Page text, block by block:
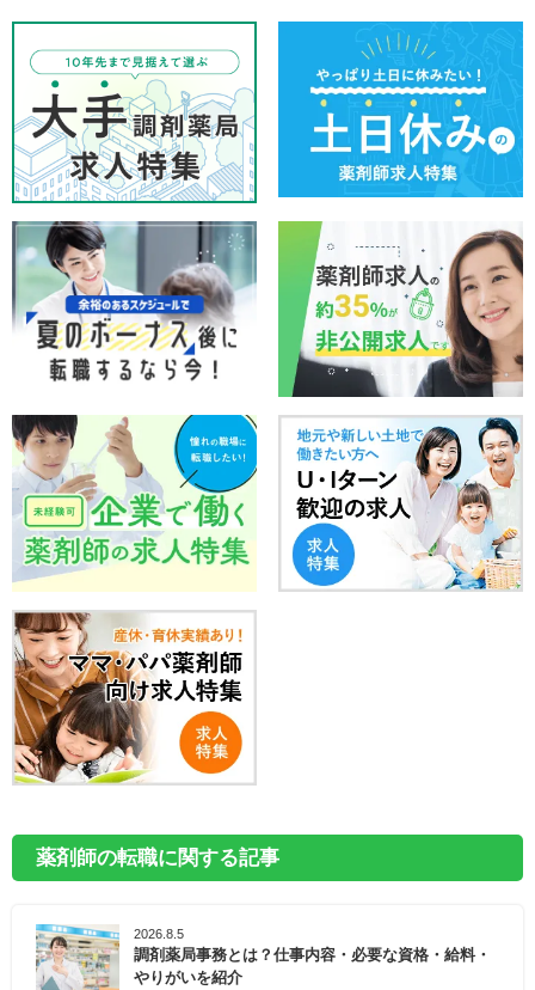
薬剤師の転職に関する記事
2026.8.5
調剤薬局事務とは？仕事内容・必要な資格・給料・
やりがいを紹介